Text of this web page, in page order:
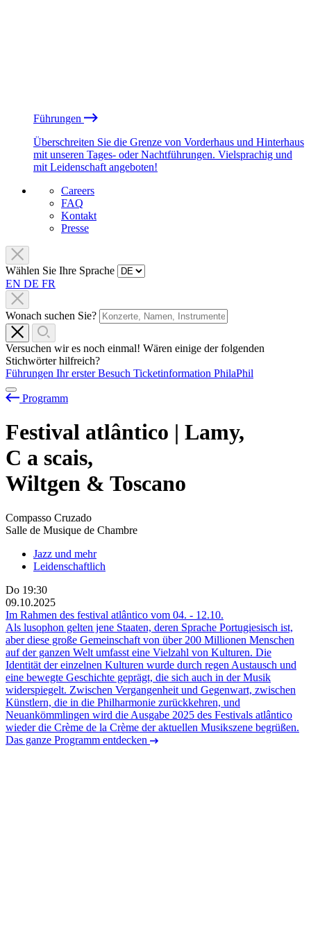
Führungen
Überschreiten Sie die Grenze von Vorderhaus und Hinterhaus
mit unseren Tages- oder Nachtführungen. Vielsprachig und
mit Leidenschaft angeboten!
Careers
FAQ
Kontakt
Presse
Wählen Sie Ihre Sprache
EN DE FR
Wonach suchen Sie?
Versuchen wir es noch einmal! Wären einige der folgenden
Stichwörter hilfreich?
Führungen Ihr erster Besuch Ticketinformation PhilaPhil
Programm
Festival atlântico | Lamy,
C a scais,
Wiltgen & Toscano
Compasso Cruzado
Salle de Musique de Chambre
Jazz und mehr
Leidenschaftlich
Do 19:30
09.10.2025
Im Rahmen des festival atlântico vom 04. - 12.10.
Als lusophon gelten jene Staaten, deren Sprache Portugiesisch ist,
aber diese große Gemeinschaft von über 200 Millionen Menschen
auf der ganzen Welt umfasst eine Vielzahl von Kulturen. Die
Identität der einzelnen Kulturen wurde durch regen Austausch und
eine bewegte Geschichte geprägt, die sich auch in der Musik
widerspiegelt. Zwischen Vergangenheit und Gegenwart, zwischen
Künstlern, die in die Philharmonie zurückkehren, und
Neuankömmlingen wird die Ausgabe 2025 des Festivals atlântico
wieder die Crème de la Crème der aktuellen Musikszene begrüßen.
Das ganze Programm entdecken